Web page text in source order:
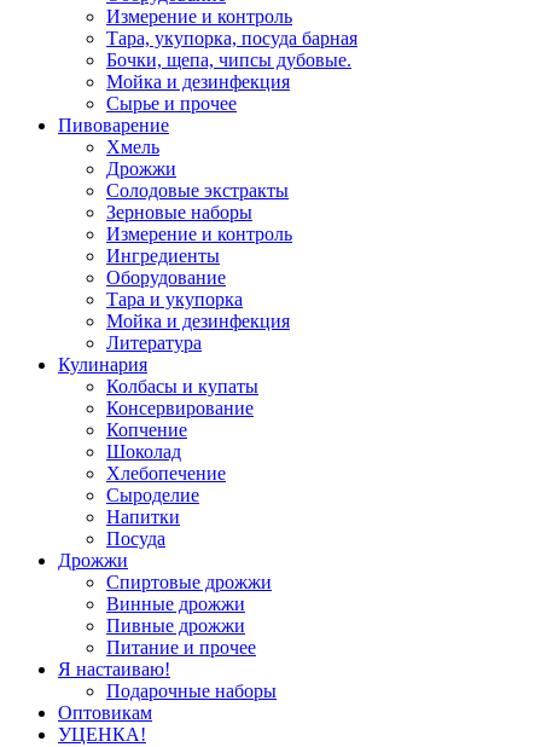
Измерение и контроль
Тара, укупорка, посуда барная
Бочки, щепа, чипсы дубовые.
Мойка и дезинфекция
Сырье и прочее
Пивоварение
Хмель
Дрожжи
Солодовые экстракты
Зерновые наборы
Измерение и контроль
Ингредиенты
Оборудование
Тара и укупорка
Мойка и дезинфекция
Литература
Кулинария
Колбасы и купаты
Консервирование
Копчение
Шоколад
Хлебопечение
Сыроделие
Напитки
Посуда
Дрожжи
Спиртовые дрожжи
Винные дрожжи
Пивные дрожжи
Питание и прочее
Я настаиваю!
Подарочные наборы
Оптовикам
УЦЕНКА!